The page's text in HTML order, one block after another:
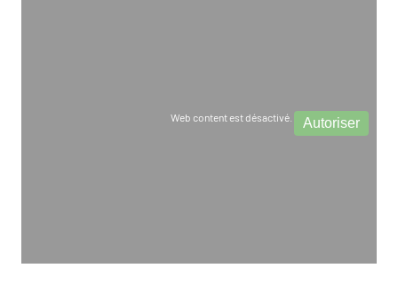
Web content est désactivé. Autoriser